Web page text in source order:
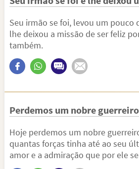
Seu irmão se foi, levou um pouco
lhe deixou a missão de ser feliz
também.
Perdemos um nobre guerreiro
Hoje perdemos um nobre
quantas forças tinha até ao seu
amor e a admiração que por ele